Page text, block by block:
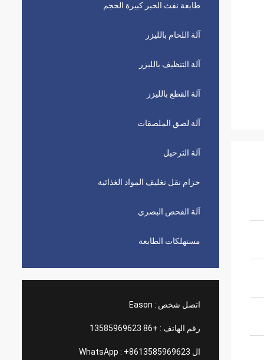
طابعة نفث الحبر كبيرة الحجم
آلة اللحام بالليزر
آلة التنظيف بالليزر
آلة القطع بالليزر
آلة لصق الملصقات
آلة الترحيل
حزام نقل تغليف المواد الغذائية
آلة الفحص البصري
مستهلكات الطابعة
اتصل شخص : Eason
رقم الهاتف : +86 13585969623
ال WhatsApp : +8613585969623